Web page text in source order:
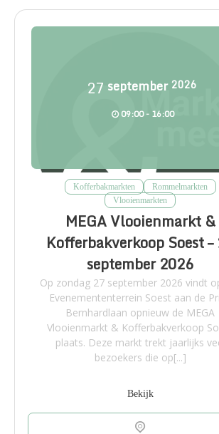
27 september 2026
09:00 - 16:00
Kofferbakmarkten
Rommelmarkten
Vlooienmarkten
MEGA Vlooienmarkt &
Kofferbakverkoop Soest –
september 2026
Op zondag 27 september 2026 vindt
Evenemententerrein Soest aan de
Bernhardlaan opnieuw de MEGA
Vlooienmarkt & Kofferbakverkoop
plaats. Deze markt trekt jaarlijks
bezoekers die op[...]
Bekijk